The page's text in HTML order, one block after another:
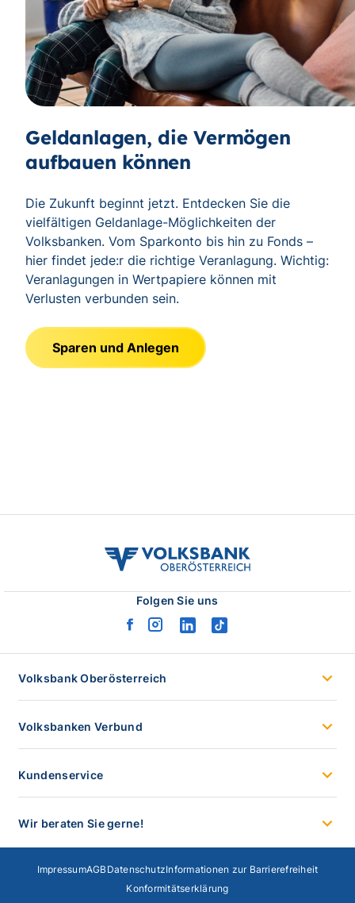
Geldanlagen, die Vermögen
aufbauen können
Die Zukunft beginnt jetzt. Entdecken Sie die
vielfältigen Geldanlage-Möglichkeiten der
Volksbanken. Vom Sparkonto bis hin zu Fonds –
hier findet jede:r die richtige Veranlagung. Wichtig:
Veranlagungen in Wertpapiere können mit
Verlusten verbunden sein.
Sparen und Anlegen
volksbank
ooe
Folgen Sie uns
facebook
instagram
linkedintiktok
Volksbank Oberösterreich
Volksbanken Verbund
Kundenservice
Wir beraten Sie gerne!
ImpressumAGB DatenschutzInformationen zur Barrierefreiheit
Konformitätserklärung